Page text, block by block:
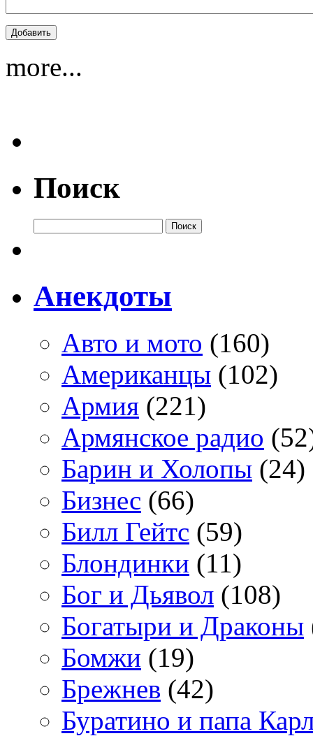
more...
Поиск
Анекдоты
Авто и мото (160)
Американцы (102)
Армия (221)
Армянское радио
Барин и Холопы (24)
Бизнес (66)
Билл Гейтс (59)
Блондинки (11)
Бог и Дьявол (108)
Богатыри и Драконы
Бомжи (19)
Брежнев (42)
Буратино и папа